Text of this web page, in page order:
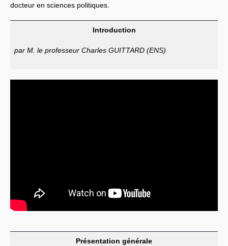
docteur en sciences politiques.
Introduction
par M. le professeur Charles GUITTARD (ENS)
Présentation générale